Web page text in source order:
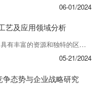
06-01/2024
艺及应用领域分析
陕西地处中国中西部，具有丰富的资源和独特的区位优势，被广泛认为是一片充满活力的市场。陕西CZ型钢作为当地的重要产业之一，在生产工艺及应用领域方面表现出色。在制造过程中，陕西CZ型钢注重工艺流程的精益求精。通过采用..的设备和技术，..产品质量稳定可靠。生产过程中各个环节紧密配合，相互衔接，..产品达到标准，并具有较高的...
05-21/2024
态势与企业战略研究